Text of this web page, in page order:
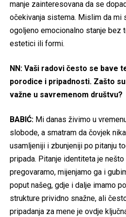
manje zainteresovana da se
očekivanja sistema. Mislim da mi
ogoljeno emocionalno stanje bez
estetici ili formi.
NN: Vaši radovi često se bave
porodice i pripadnosti. Zašto
važne u savremenom društvu?
BABIĆ: Mi danas živimo u
slobode, a smatram da čovjek
usamljeniji i zbunjeniji po pitanju
pripada. Pitanje identiteta je nešto
pregovaramo, mijenjamo ga i
poput našeg, gdje i dalje imamo
strukture prividno snažne, ali
pripadanja za mene je ovdje